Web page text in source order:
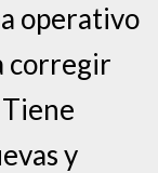
operativo
corregir
y